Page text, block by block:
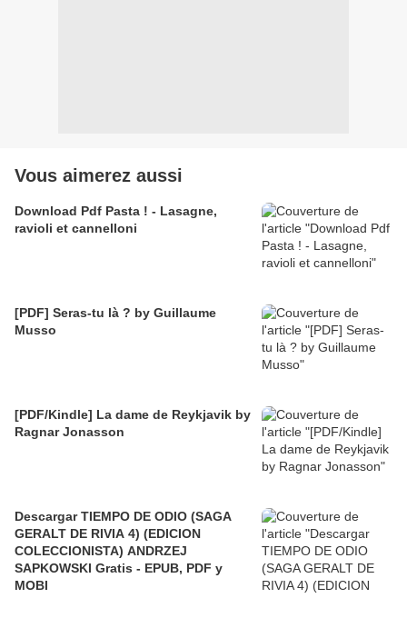
Vous aimerez aussi
Download Pdf Pasta ! - Lasagne,
ravioli et cannelloni
[PDF] Seras-tu là ? by Guillaume
Musso
[PDF/Kindle] La dame de Reykjavik by
Ragnar Jonasson
Descargar TIEMPO DE ODIO (SAGA
GERALT DE RIVIA 4) (EDICION
COLECCIONISTA) ANDRZEJ
SAPKOWSKI Gratis - EPUB, PDF y
MOBI